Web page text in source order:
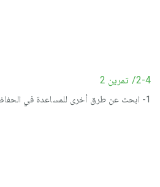
2-4/ تمرين 2
1- ابحث عن طرق أخرى للمساعدة في الحفاظ على المناخ.